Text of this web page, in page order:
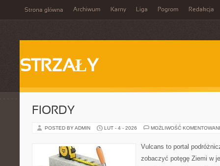
Strona główna Archiwum Karny Liga Pogrom Redakcja
STRZAŁY
FIORDY
POSTED BY ADMIN LUT - 4 - 2026 MOŻLIWOŚĆ
Vulcans to portal
zobaczyć potęgę Ziemi w